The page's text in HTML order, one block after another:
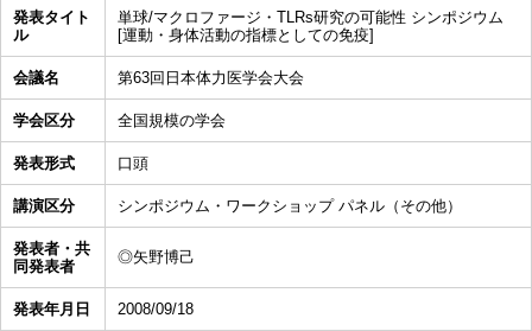
発表タイト
ル
単球/マクロファージ・TLRs研究の可能性 シンポジウム
[運動・身体活動の指標としての免疫]
会議名 第63回日本体力医学会大会
学会区分 全国規模の学会
発表形式 口頭
講演区分 シンポジウム・ワークショップ パネル（その他）
発表者・共
同発表者
◎矢野博己
発表年月日 2008/09/18